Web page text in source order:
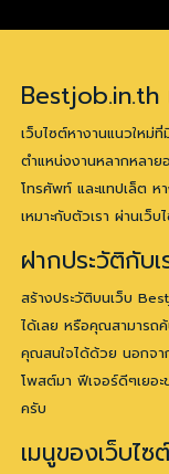
Bestjob.in.th
เว็บไซต์หางานแนวใหม่
ตำแหน่งงานหลากหลาย
โทรศัพท์ และแทปเล็ต
เหมาะกับตัวเรา ผ่านเว็
ฝากประวัติกับ
สร้างประวัติบนเว็บ
ได้เลย หรือคุณสามารถ
คุณสนใจได้ด้วย นอกจา
โพสต์มา ฟีเจอร์ดีๆเยอ
ครับ
เมนูของเว็บไ